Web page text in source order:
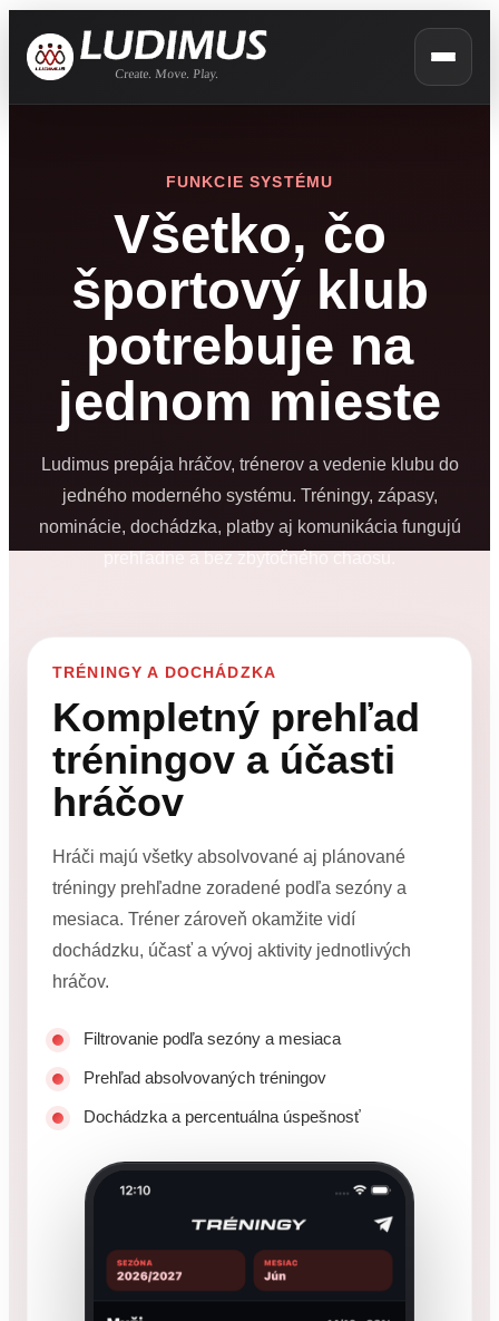
FUNKCIE SYSTÉMU
Všetko, čo
športový klub
potrebuje na
jednom mieste
Ludimus prepája hráčov, trénerov a vedenie klubu do
jedného moderného systému. Tréningy, zápasy,
nominácie, dochádzka, platby aj komunikácia fungujú
TRÉNINGY A DOCHÁDZKA
Kompletný prehľad
tréningov a účasti
hráčov
Hráči majú všetky absolvované aj plánované
tréningy prehľadne zoradené podľa sezóny a
mesiaca. Tréner zároveň okamžite vidí
dochádzku, účasť a vývoj aktivity jednotlivých
hráčov.
Filtrovanie podľa sezóny a mesiaca
Prehľad absolvovaných tréningov
Dochádzka a percentuálna úspešnosť